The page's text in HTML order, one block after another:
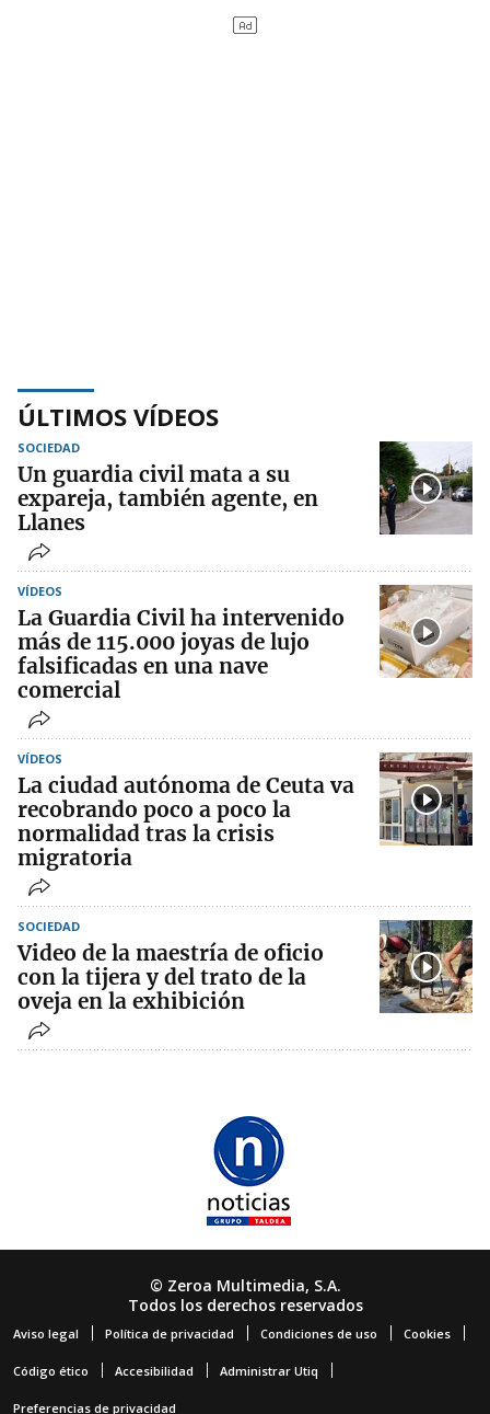
ÚLTIMOS VÍDEOS
SOCIEDAD
Un guardia civil mata a su
expareja, también agente, en
Llanes
VÍDEOS
La Guardia Civil ha intervenido
más de 115.000 joyas de lujo
falsificadas en una nave
comercial
VÍDEOS
La ciudad autónoma de Ceuta va
recobrando poco a poco la
normalidad tras la crisis
migratoria
SOCIEDAD
Video de la maestría de oficio
con la tijera y del trato de la
oveja en la exhibición
© Zeroa Multimedia, S.A.
Todos los derechos reservados
Aviso legal Política de privacidad Condiciones de uso Cookies
Código ético Accesibilidad Administrar Utiq
Preferencias de privacidad